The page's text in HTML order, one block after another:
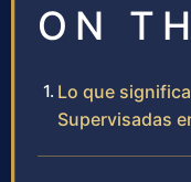
ON
Lo que
Supervisadas